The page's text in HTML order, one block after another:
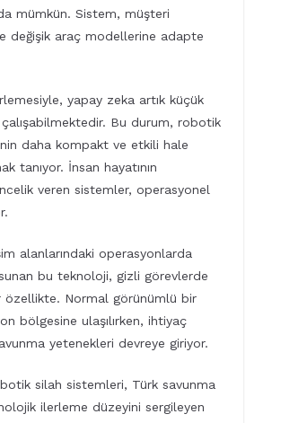
mümkün. Sistem, müşteri
değişik araç modellerine adapte
yapay zeka artık küçük
Bu durum, robotik
daha kompakt ve etkili hale
tanıyor. İnsan hayatının
veren sistemler, operasyonel
alanlarındaki operasyonlarda
bu teknoloji, gizli görevlerde
özellikte. Normal görünümlü bir
bölgesine ulaşılırken, ihtiyaç
yetenekleri devreye giriyor.
silah sistemleri, Türk savunma
ilerleme düzeyini sergileyen